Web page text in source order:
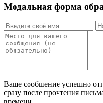
Модальная форма
Ваше сообщение успешно
сразу после прочтения